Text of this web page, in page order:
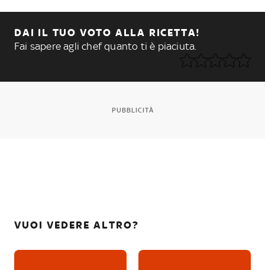
DAI IL TUO VOTO ALLA RICETTA!
Fai sapere agli chef quanto ti è piaciuta.
PUBBLICITÀ
VUOI VEDERE ALTRO?